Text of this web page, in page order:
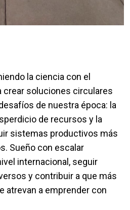
la ciencia con el
crear soluciones circulares
de nuestra época: la
de recursos y la
sistemas productivos más
Sueño con escalar
internacional, seguir
y contribuir a que más
atrevan a emprender con